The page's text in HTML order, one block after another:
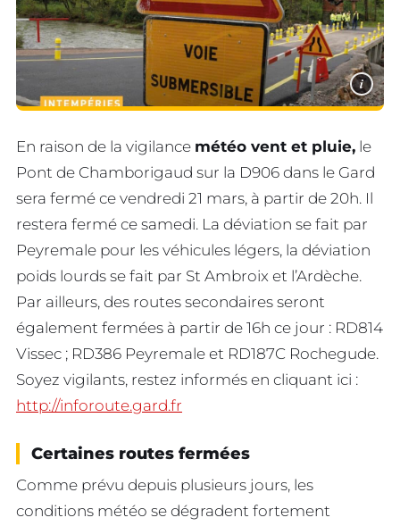
i
En raison de la vigilance météo vent et pluie, le
Pont de Chamborigaud sur la D906 dans le Gard
sera fermé ce vendredi 21 mars, à partir de 20h. Il
restera fermé ce samedi. La déviation se fait par
Peyremale pour les véhicules légers, la déviation
poids lourds se fait par St Ambroix et l’Ardèche.
Par ailleurs, des routes secondaires seront
également fermées à partir de 16h ce jour : RD814
Vissec ; RD386 Peyremale et RD187C Rochegude.
Soyez vigilants, restez informés en cliquant ici :
http://inforoute.gard.fr
Certaines routes fermées
Comme prévu depuis plusieurs jours, les
conditions météo se dégradent fortement